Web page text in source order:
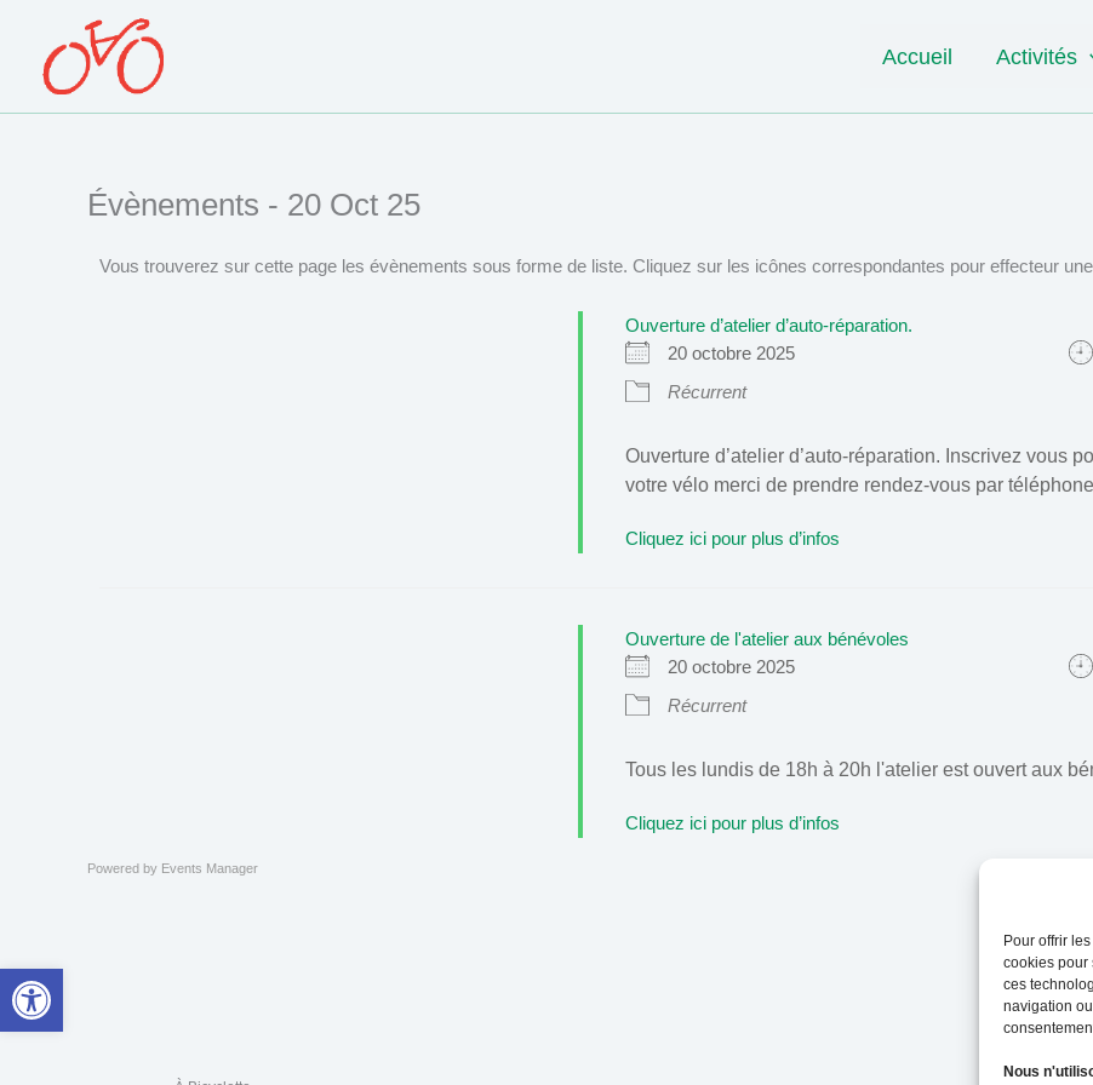
Ouvrir la barre d’outils
Pour offrir
cookies pour
ces
navigation
Nous
contenu
Accueil Activités
Évènements - 20 Oct 25
Vous trouverez sur cette page les évènements sous forme de liste. Cliquez sur les icônes correspondantes pour effecteur
Ouverture d’atelier d’auto-réparation.
20 octobre 2025
Récurrent
Ouverture d’atelier d’auto-réparation. Inscrivez vous
votre vélo merci de prendre rendez-vous par
Cliquez ici pour plus d’infos
Ouverture de l'atelier aux bénévoles
20 octobre 2025
Récurrent
Tous les lundis de 18h à 20h l'atelier est ouvert aux
Cliquez ici pour plus d’infos
Powered by Events Manager